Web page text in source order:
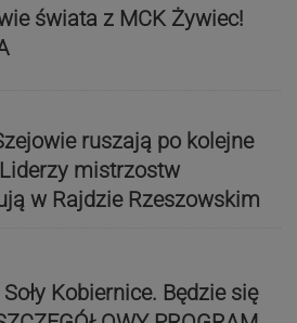
świata z MCK Żywiec!
ruszają po kolejne
mistrzostw
w Rajdzie Rzeszowskim
Kobiernice. Będzie się